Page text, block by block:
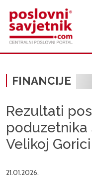
FINANCIJE
Rezultati
poduzetnika
Velikoj
21.01.2026.